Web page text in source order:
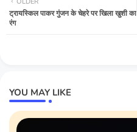
ट्रायस्किल पाकर गुंजन के चेहरे पर खिला खुशी का
रंग
YOU MAY LIKE